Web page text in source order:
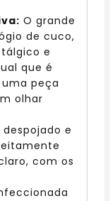
O grande
de cuco,
e
que é
peça
olhar
e
com os